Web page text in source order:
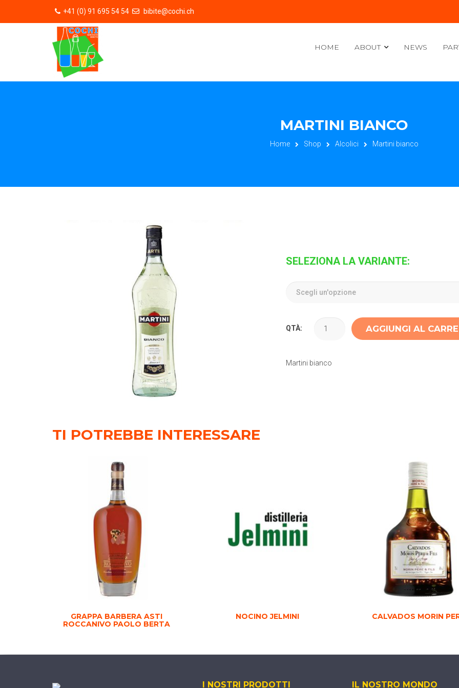
+41 (0) 91 695 54 54 bibite@cochi.ch
HOME ABOUT NEWS
MARTINI BIANCO
Home Shop Alcolici Martini bianco
SELEZIONA LA VARIANTE:
QTÀ: AGGIUNGI AL
Martini bianco
TI POTREBBE INTERESSARE
GRAPPA BARBERA ASTI
ROCCANIVO PAOLO BERTA
NOCINO JELMINI CALVADOS MORIN
I NOSTRI PRODOTTI IL NOSTRO MONDO